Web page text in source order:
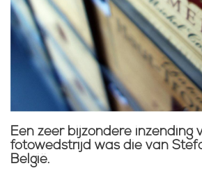
Een zeer bijzondere inzending
fotowedstrijd was die van
België.